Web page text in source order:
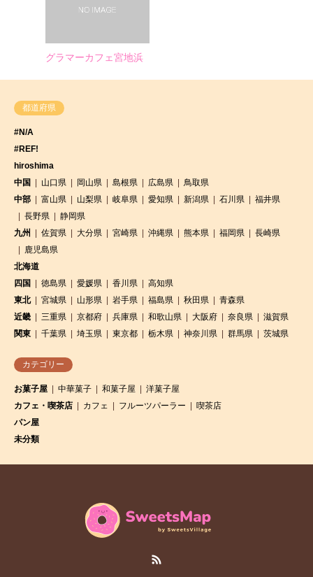
グラマーカフェ宮地浜
都道府県
#N/A
#REF!
hiroshima
中国
山口県 岡山県 島根県 広島県
鳥取県
中部
富山県 山梨県 岐阜県 愛知県 新潟県 石川県
福井県
長野県
静岡県
九州
佐賀県 大分県 宮崎県 沖縄県 熊本県 福岡県
長崎県
鹿児島県
北海道
四国
徳島県 愛媛県 香川県
高知県
東北
宮城県 山形県 岩手県 福島県 秋田県
青森県
近畿
三重県 京都府 兵庫県 和歌山県 大阪府 奈良県
滋賀県
関東
千葉県 埼玉県 東京都 栃木県 神奈川県 群馬県 茨城県
カテゴリー
お菓子屋 中華菓子 和菓子屋
洋菓子屋
カフェ・喫茶店
カフェ フルーツパーラー
喫茶店
パン屋
未分類